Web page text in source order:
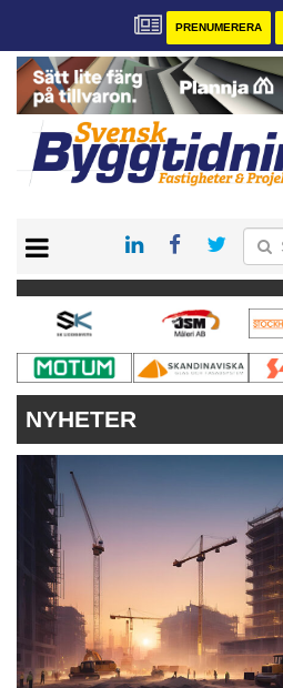
PRENUMERERA
PRENUMERERA
VÅRA ANDRA MAGASIN
ANNONSERA
KONTAKT
NYHETER